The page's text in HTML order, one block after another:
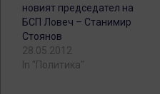
новият председател на
БСП Ловеч – Станимир
Стоянов
28.05.2012
In "Политика"